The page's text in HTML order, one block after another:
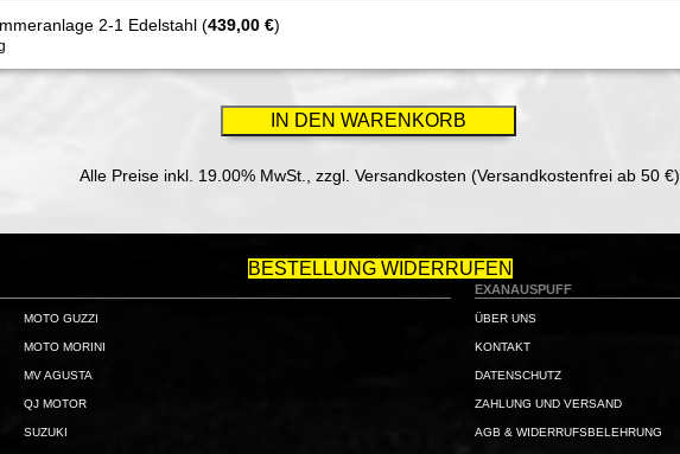
2-1 Edelstahl (439,00 €)
Alle Preise inkl. 19.00% MwSt., zzgl. Versandkosten (Versandkostenfrei ab 50 €)
BESTELLUNG WIDERRUFEN
MOTO GUZZI
MOTO MORINI
MV AGUSTA
QJ MOTOR
SUZUKI
EXANAUSPUFF
ÜBER UNS
KONTAKT
DATENSCHUTZ
ZAHLUNG UND VERSAND
AGB & WIDERRUFSBELEHRUNG